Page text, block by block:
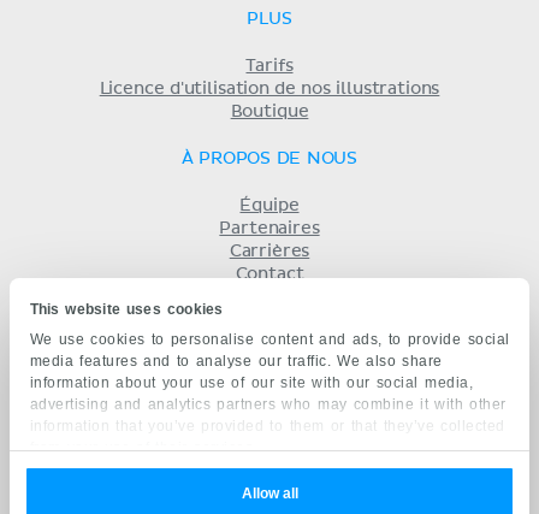
This website uses cookies
We use cookies to personalise content and ads, to provide social
media features and to analyse our traffic. We also share
information about your use of our site with our social media,
advertising and analytics partners who may combine it with other
information that you’ve provided to them or that they’ve collected
from your use of their services.
Allow all
PLUS
Tarifs
Licence d'utilisation de nos illustrations
Boutique
À PROPOS DE NOUS
Équipe
Partenaires
Carrières
Contact
Politique de confidentialité
KENHUB EN...
English
русский